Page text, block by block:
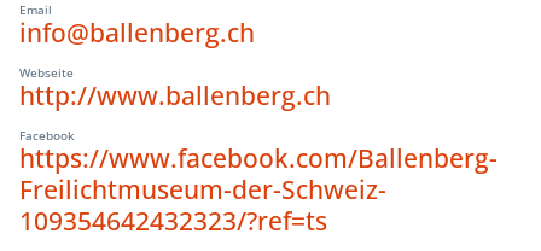
Email
info@ballenberg.ch
Webseite
http://www.ballenberg.ch
Facebook
https://www.facebook.com/Ballenberg-
Freilichtmuseum-der-Schweiz-
109354642432323/?ref=ts